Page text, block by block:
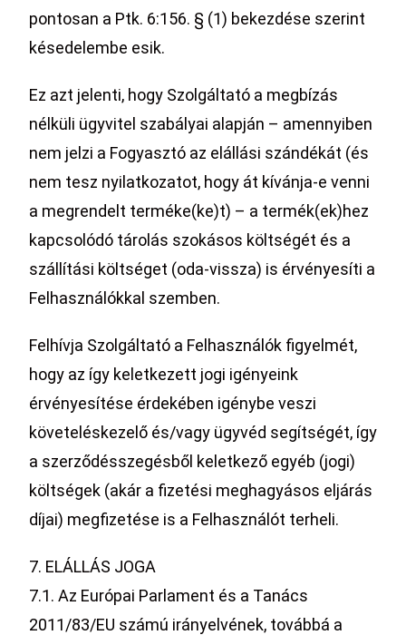
pontosan a Ptk. 6:156. § (1) bekezdése szerint
késedelembe esik.
Ez azt jelenti, hogy Szolgáltató a megbízás
nélküli ügyvitel szabályai alapján – amennyiben
nem jelzi a Fogyasztó az elállási szándékát (és
nem tesz nyilatkozatot, hogy át kívánja-e venni
a megrendelt terméke(ke)t) – a termék(ek)hez
kapcsolódó tárolás szokásos költségét és a
szállítási költséget (oda-vissza) is érvényesíti a
Felhasználókkal szemben.
Felhívja Szolgáltató a Felhasználók figyelmét,
hogy az így keletkezett jogi igényeink
érvényesítése érdekében igénybe veszi
követeléskezelő és/vagy ügyvéd segítségét, így
a szerződésszegésből keletkező egyéb (jogi)
költségek (akár a fizetési meghagyásos eljárás
díjai) megfizetése is a Felhasználót terheli.
7. ELÁLLÁS JOGA
7.1. Az Európai Parlament és a Tanács
2011/83/EU számú irányelvének, továbbá a